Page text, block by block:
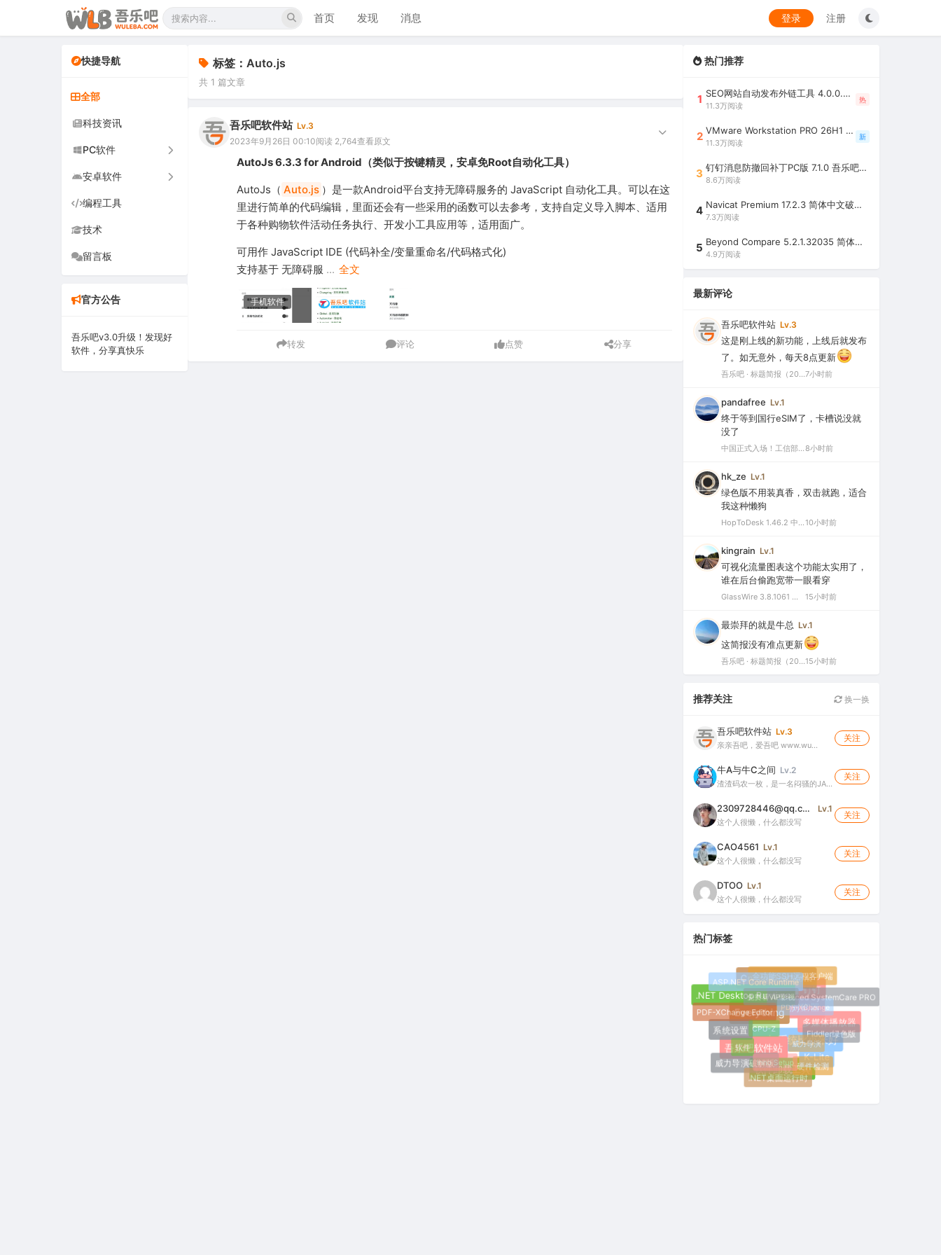
首页 发现 消息 登录 注册
快捷导航
全部
科技资讯
PC软件
办公软件
网络软件
音频视频
系统下载
安卓软件
手机软件
车机软件
编程工具
技术
留言板
官方公告
吾乐吧v3.0升级！发现好
软件，分享真快乐
标签：Auto.js
共 1 篇文章
吾乐吧软件站 Lv.3
2023年9月26日 00:10阅读 2,764查看原文
AutoJs 6.3.3 for Android（类似于按键精灵，安卓免Root自动化工具）
AutoJs（ Auto.js ）是一款Android平台支持无障碍服务的 JavaScript 自动化工具。可以在这
里进行简单的代码编辑，里面还会有一些采用的函数可以去参考，支持自定义导入脚本、适用
于各种购物软件活动任务执行、开发小工具应用等，适用面广。
可用作 JavaScript IDE (代码补全/变量重命名/代码格式化)
支持基于 无障碍服 ... 全文
手机软件
转发 评论 点赞 分享
热门推荐
1 SEO网站自动发布外链工具 4.0.0.0 吾乐吧优化版（智能代理狂刷外链）
11.3万阅读
热
2 VMware Workstation PRO 26H1 中文精简安装注册版 / 完整版（最好用的虚拟机软件）
11.3万阅读
新
3 钉钉消息防撤回补丁PC版 7.1.0 吾乐吧优化版（支持消息防撤回+钉钉多开+支持消息永不已读+去除钉钉水印）
8.6万阅读
4 Navicat Premium 17.2.3 简体中文破解版（多重数据库管理工具）
7.3万阅读
5 Beyond Compare 5.2.1.32035 简体中文注册版（超强文件/夹比较工具）
4.9万阅读
最新评论
吾乐吧软件站 Lv.3
这是刚上线的新功能，上线后就发布
了。如无意外，每天8点更新
吾乐吧 · 标题简报（2026-08-06）7小时前
pandafree Lv.1
终于等到国行eSIM了，卡槽说没就
没了
中国正式入场！工信部批复eSIM手机商用试验，2026或成爆发元年 8小时前
hk_ze Lv.1
绿色版不用装真香，双击就跑，适合
我这种懒狗
HopToDesk 1.46.2 中文绿色版（免费远程协助工具）10小时前
kingrain Lv.1
可视化流量图表这个功能太实用了，
谁在后台偷跑宽带一眼看穿
GlassWire 3.8.1061 中文特别版（可视化网络监控与个人防火墙） 15小时前
最崇拜的就是牛总 Lv.1
这简报没有准点更新
吾乐吧 · 标题简报（2026-08-06）15小时前
推荐关注 换一换
吾乐吧软件站 Lv.3
亲亲吾吧，爱吾吧 www.wu…
关注
牛A与牛C之间 Lv.2
渣渣码农一枚，是一名闷骚的JA…
关注
2309728446@qq.com Lv.1
这个人很懒，什么都没写
关注
CAO4561 Lv.1
这个人很懒，什么都没写
关注
DTOO Lv.1
这个人很懒，什么都没写
关注
热门标签
一加系统比小米好
火狐浏览器
Everything
吾乐吧软件站
软件卸载工具
K-Lite
多媒体播放器
钉钉
CrystalDiskMark
.NET Desktop Runtime
系统设置
威力导演破解版
.NET桌面运行时
硬件检测
Fiddler绿色版
Advanced SystemCare PRO
全功能SSH远程客户端
ASP.NET Core Runtime
PDF-XChange Editor
软件
Inno Setup
威力导演
PDF-XChange
免费看VIP影视
CPU-Z